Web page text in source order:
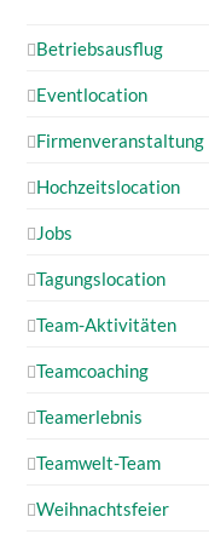
Betriebsausflug
Eventlocation
Firmenveranstaltung
Hochzeitslocation
Jobs
Tagungslocation
Team-Aktivitäten
Teamcoaching
Teamerlebnis
Teamwelt-Team
Weihnachtsfeier